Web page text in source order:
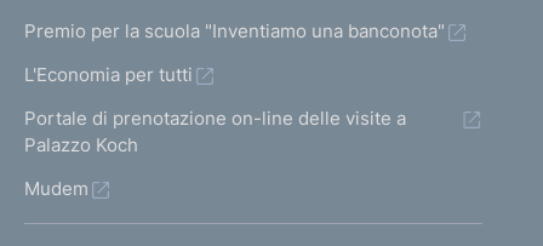
Premio per la scuola "Inventiamo una banconota"
L'Economia per tutti
Portale di prenotazione on-line delle visite a
Palazzo Koch
Mudem